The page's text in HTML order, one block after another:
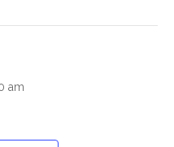
am